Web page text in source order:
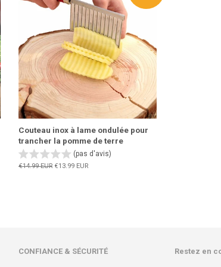
Couteau inox à lame ondulée pour
trancher la pomme de terre
(pas d'avis)
Prix
€14.99 EUR Prix
€13.99 EUR
CONFIANCE & SÉCURITÉ Restez en